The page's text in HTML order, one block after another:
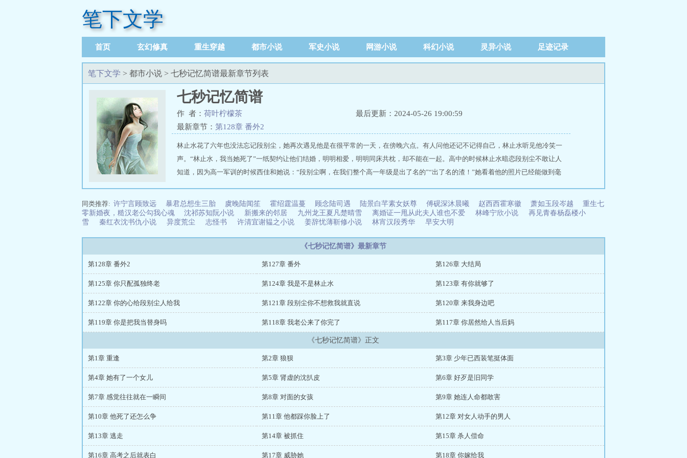
笔下文学
首页 玄幻修真 重生穿越 都市小说 军史小说 网游小说 科幻小说 灵异小说 足迹记录
笔下文学 > 都市小说 > 七秒记忆简谱最新章节列表
七秒记忆简谱
作 者： 荷叶柠檬茶
最后更新：2024-05-26 19:00:59
最新章节： 第128章 番外2
林止水花了六年也没法忘记段别尘，她再次遇见他是在很平常的一天，在傍晚六点。有人问他还记不记得自己，林止水听见他冷笑一
声。“林止水，我当她死了”一纸契约让他们结婚，明明相爱，明明同床共枕，却不能在一起。高中的时候林止水暗恋段别尘不敢让人
知道，因为高一军训的时候西佳和她说：“段别尘啊，在我们整个高一年级是出了名的”“出了名的渣！”她看着他的照片已经能做到毫
是我撒过最大的谎”“林止水！这个时候你还有心情开玩笑！”我们刻骨铭心的结局，不过别人浅浅几句。但已经输入的爱，没有办法删
除。 第七秒忘记你
推荐地址：https://www.bxmxs.com/info/3589028/
同类推荐: 许宁言顾致远 暴君总想生三胎 虞晚陆闻笙 霍绍霆温蔓 顾念陆司遇 陆景白芊素女妖尊 傅砚深沐晨曦 赵西西霍寒徽 萧如玉段岑越
重生七
零新婚夜，糙汉老公勾我心魂
沈祁苏知阮小说 新搬来的邻居 九州龙王夏凡楚晴雪 离婚证一甩从此夫人谁也不爱 林峰宁欣小说
再见青春杨磊楼小
雪
秦红衣沈书仇小说 异度荒尘 志怪书 许清宜谢韫之小说 姜辞忧薄靳修小说 林宵汉段秀华 早安大明
《七秒记忆简谱》最新章节
第128章 番外2 第127章 番外 第126章 大结局
第125章 你只配孤独终老 第124章 我是不是林止水 第123章 有你就够了
第122章 你的心给段别尘人给我 第121章 段别尘你不想救我就直说 第120章 来我身边吧
第119章 你是把我当替身吗 第118章 我老公来了你完了 第117章 你居然给人当后妈
《七秒记忆简谱》正文
第1章 重逢 第2章 狼狈 第3章 少年已西装笔挺体面
第4章 她有了一个女儿 第5章 肾虚的沈扒皮 第6章 好歹是旧同学
第7章 感觉往往就在一瞬间 第8章 对面的女孩 第9章 她连人命都敢害
第10章 他死了还怎么争 第11章 他都踩你脸上了 第12章 对女人动手的男人
第13章 逃走 第14章 被抓住 第15章 杀人偿命
第16章 高考之后就表白 第17章 威胁她 第18章 你嫁给我